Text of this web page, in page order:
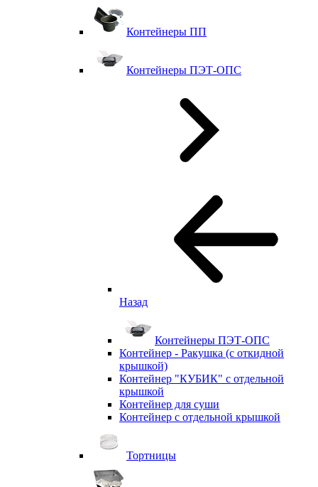
Контейнеры ПП
Контейнеры ПЭТ-ОПС
Назад
Контейнеры ПЭТ-ОПС
Контейнер - Ракушка (с откидной
крышкой)
Контейнер "КУБИК" с отдельной
крышкой
Контейнер для суши
Контейнер с отдельной крышкой
Тортницы